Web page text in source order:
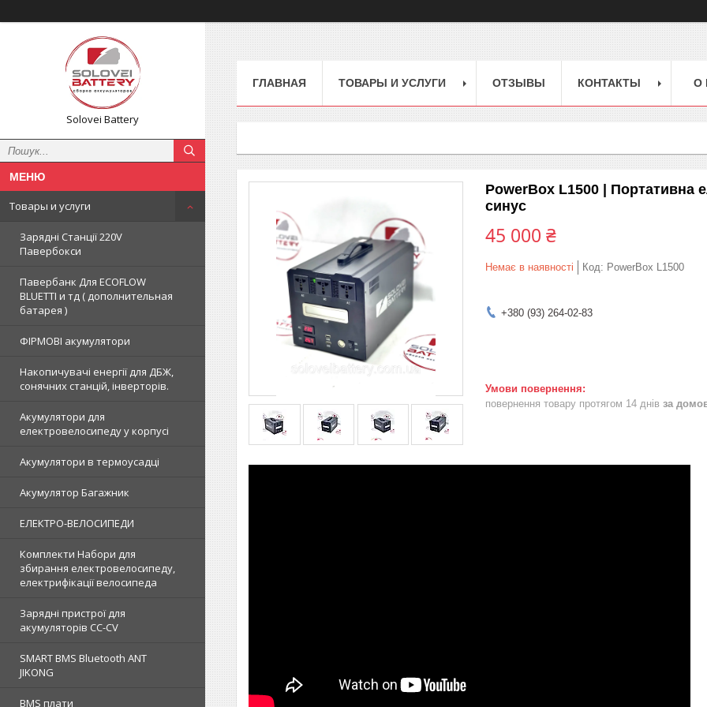
Solovei Battery
Товары и услуги
Зарядні Станції 220V
Павербокси
Павербанк Для ECOFLOW
BLUETTI и тд ( дополнительная
батарея )
ФІРМОВІ акумулятори
Накопичувачі енергії для ДБЖ,
сонячних станцій, інверторів.
Акумулятори для
електровелосипеду у корпусі
Акумулятори в термоусадці
Акумулятор Багажник
ЕЛЕКТРО-ВЕЛОСИПЕДИ
Комплекти Набори для
збирання електровелосипеду,
електрифікації велосипеда
Зарядні пристрої для
акумуляторів CC-CV
SMART BMS Bluetooth ANT
JIKONG
BMS плати
ГЛАВНАЯ ТОВАРЫ И УСЛУГИ ОТЗЫВЫ КОНТАКТЫ О
PowerBox L1500 | Портативна
синус
45 000 ₴
Немає в наявності Код: PowerBox L1500
+380 (93) 264-02-83
повернення товару протягом 14 днів за